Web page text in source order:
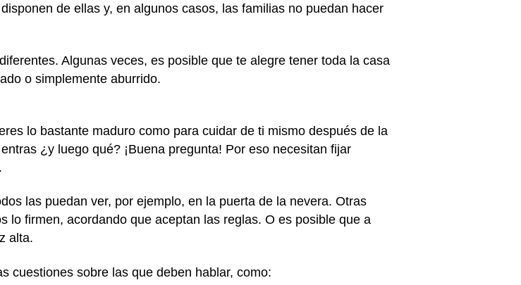
de ellas y, en algunos casos, las familias no puedan hacer
Algunas veces, es posible que te alegre tener toda la casa
o simplemente aburrido.
lo bastante maduro como para cuidar de ti mismo después de la
¿y luego qué? ¡Buena pregunta! Por eso necesitan fijar
las puedan ver, por ejemplo, en la puerta de la nevera. Otras
lo firmen, acordando que aceptan las reglas. O es posible que a
alta.
cuestiones sobre las que deben hablar, como: